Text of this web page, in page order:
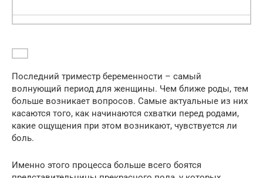
Последний триместр беременности – самый
волнующий период для женщины. Чем ближе роды, тем
больше возникает вопросов. Самые актуальные из них
касаются того, как начинаются схватки перед родами,
какие ощущения при этом возникают, чувствуется ли
боль.
Именно этого процесса больше всего боятся